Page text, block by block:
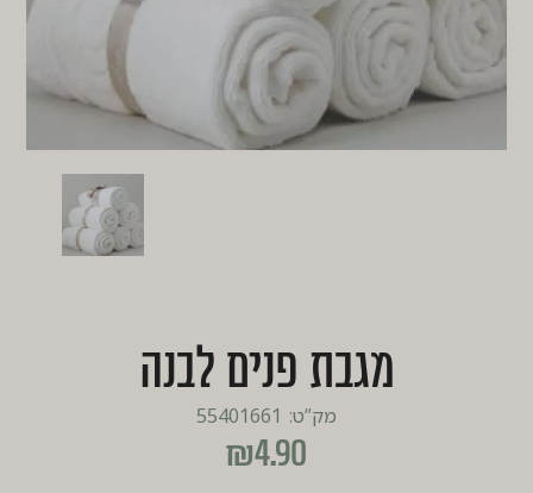
מגבת פנים לבנה
מק”ט: 55401661
₪4.90